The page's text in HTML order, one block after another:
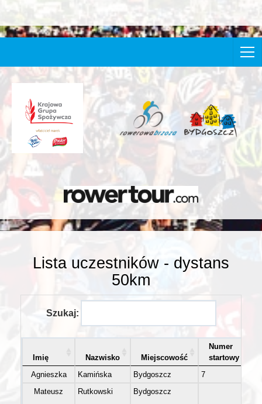
Lista uczestników - dystans
50km
Szukaj:
Imię Nazwisko Miejscowość
Numer
startowy
Agnieszka
Kamińska Bydgoszcz 7
Mateusz
Rutkowski Bydgoszcz